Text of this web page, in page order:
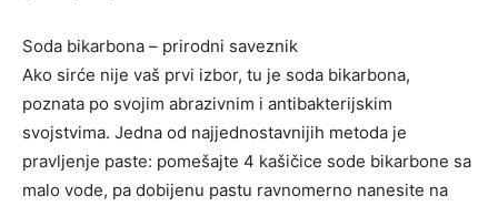
Soda bikarbona – prirodni saveznik
Ako sirće nije vaš prvi izbor, tu je soda bikarbona,
poznata po svojim abrazivnim i antibakterijskim
svojstvima. Jedna od najjednostavnijih metoda je
pravljenje paste: pomešajte 4 kašičice sode bikarbone sa
malo vode, pa dobijenu pastu ravnomerno nanesite na